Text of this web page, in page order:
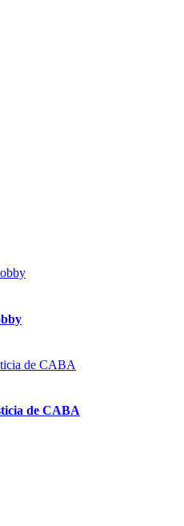
de CABA